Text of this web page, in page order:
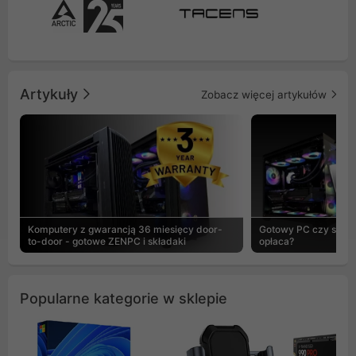
Artykuły Zobacz więcej artykułów
Komputery z gwarancją 36 miesięcy door-
to-door - gotowe ZENPC i składaki
Gotowy PC czy
opłaca?
Popularne kategorie w sklepie